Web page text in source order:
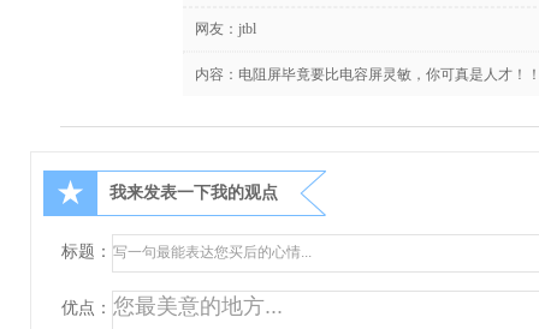
网友： jtbl
内容：电阻屏毕竟要比电容屏灵敏，你可真是人才！
★ 我来发表一下我的观点
标题：
优点：